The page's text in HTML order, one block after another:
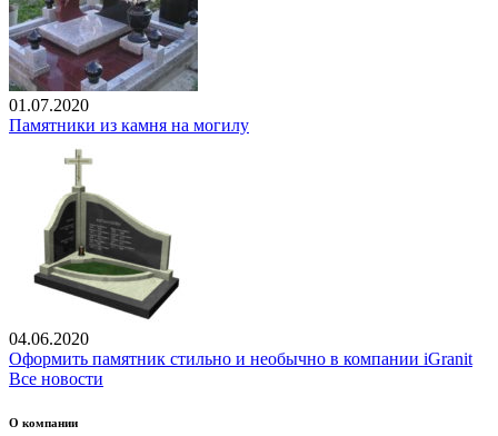
01.07.2020
Памятники из камня на могилу
04.06.2020
Оформить памятник стильно и необычно в компании iGranit
Все новости
О компании